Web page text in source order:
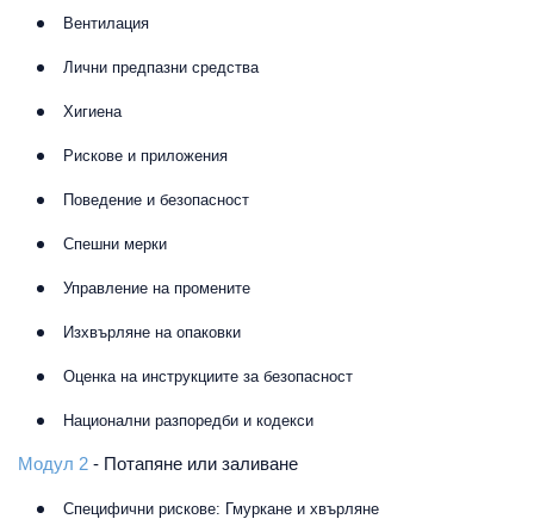
Вентилация
Лични предпазни средства
Хигиена
Рискове и приложения
Поведение и безопасност
Спешни мерки
Управление на промените
Изхвърляне на опаковки
Оценка на инструкциите за безопасност
Национални разпоредби и кодекси
Модул 2 - Потапяне или заливане
Специфични рискове: Гмуркане и хвърляне